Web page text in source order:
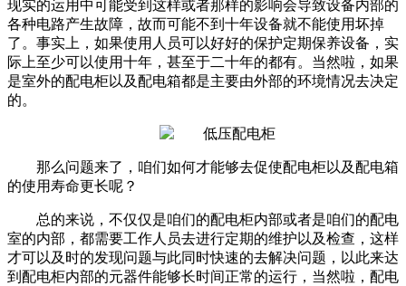
现实的运用中可能受到这样或者那样的影响会导致设备内部的
各种电路产生故障，故而可能不到十年设备就不能使用坏掉
了。事实上，如果使用人员可以好好的保护定期保养设备，实
际上至少可以使用十年，甚至于二十年的都有。当然啦，如果
是室外的配电柜以及配电箱都是主要由外部的环境情况去决定
的。
那么问题来了，咱们如何才能够去促使配电柜以及配电箱
的使用寿命更长呢？
总的来说，不仅仅是咱们的配电柜内部或者是咱们的配电
室的内部，都需要工作人员去进行定期的维护以及检查，这样
才可以及时的发现问题与此同时快速的去解决问题，以此来达
到配电柜内部的元器件能够长时间正常的运行，当然啦，配电